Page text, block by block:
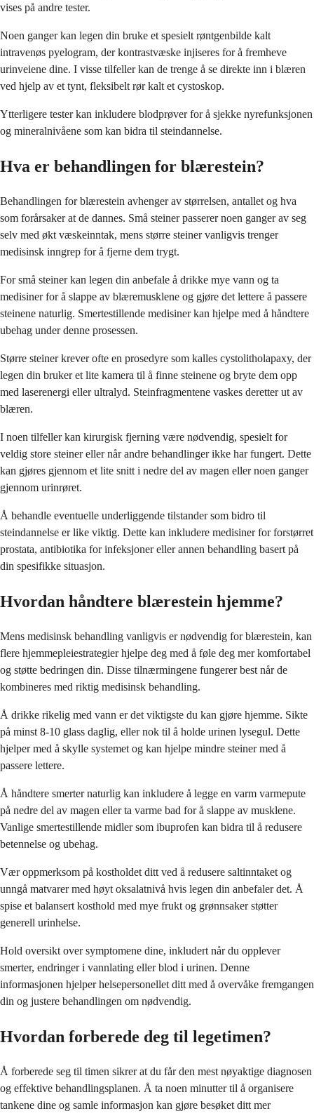
vises på andre tester.
Noen ganger kan legen din bruke et spesielt røntgenbilde kalt
intravenøs pyelogram, der kontrastvæske injiseres for å fremheve
urinveiene dine. I visse tilfeller kan de trenge å se direkte inn i blæren
ved hjelp av et tynt, fleksibelt rør kalt et cystoskop.
Ytterligere tester kan inkludere blodprøver for å sjekke nyrefunksjonen
og mineralnivåene som kan bidra til steindannelse.
Hva er behandlingen for blærestein?
Behandlingen for blærestein avhenger av størrelsen, antallet og hva
som forårsaker at de dannes. Små steiner passerer noen ganger av seg
selv med økt væskeinntak, mens større steiner vanligvis trenger
medisinsk inngrep for å fjerne dem trygt.
For små steiner kan legen din anbefale å drikke mye vann og ta
medisiner for å slappe av blæremusklene og gjøre det lettere å passere
steinene naturlig. Smertestillende medisiner kan hjelpe med å håndtere
ubehag under denne prosessen.
Større steiner krever ofte en prosedyre som kalles cystolitholapaxy, der
legen din bruker et lite kamera til å finne steinene og bryte dem opp
med laserenergi eller ultralyd. Steinfragmentene vaskes deretter ut av
blæren.
I noen tilfeller kan kirurgisk fjerning være nødvendig, spesielt for
veldig store steiner eller når andre behandlinger ikke har fungert. Dette
kan gjøres gjennom et lite snitt i nedre del av magen eller noen ganger
gjennom urinrøret.
Å behandle eventuelle underliggende tilstander som bidro til
steindannelse er like viktig. Dette kan inkludere medisiner for forstørret
prostata, antibiotika for infeksjoner eller annen behandling basert på
din spesifikke situasjon.
Hvordan håndtere blærestein hjemme?
Mens medisinsk behandling vanligvis er nødvendig for blærestein, kan
flere hjemmepleiestrategier hjelpe deg med å føle deg mer komfortabel
og støtte bedringen din. Disse tilnærmingene fungerer best når de
kombineres med riktig medisinsk behandling.
Å drikke rikelig med vann er det viktigste du kan gjøre hjemme. Sikte
på minst 8-10 glass daglig, eller nok til å holde urinen lysegul. Dette
hjelper med å skylle systemet og kan hjelpe mindre steiner med å
passere lettere.
Å håndtere smerter naturlig kan inkludere å legge en varm varmepute
på nedre del av magen eller ta varme bad for å slappe av musklene.
Vanlige smertestillende midler som ibuprofen kan bidra til å redusere
betennelse og ubehag.
Vær oppmerksom på kostholdet ditt ved å redusere saltinntaket og
unngå matvarer med høyt oksalatnivå hvis legen din anbefaler det. Å
spise et balansert kosthold med mye frukt og grønnsaker støtter
generell urinhelse.
Hold oversikt over symptomene dine, inkludert når du opplever
smerter, endringer i vannlating eller blod i urinen. Denne
informasjonen hjelper helsepersonellet ditt med å overvåke fremgangen
din og justere behandlingen om nødvendig.
Hvordan forberede deg til legetimen?
Å forberede seg til timen sikrer at du får den mest nøyaktige diagnosen
og effektive behandlingsplanen. Å ta noen minutter til å organisere
tankene dine og samle informasjon kan gjøre besøket ditt mer